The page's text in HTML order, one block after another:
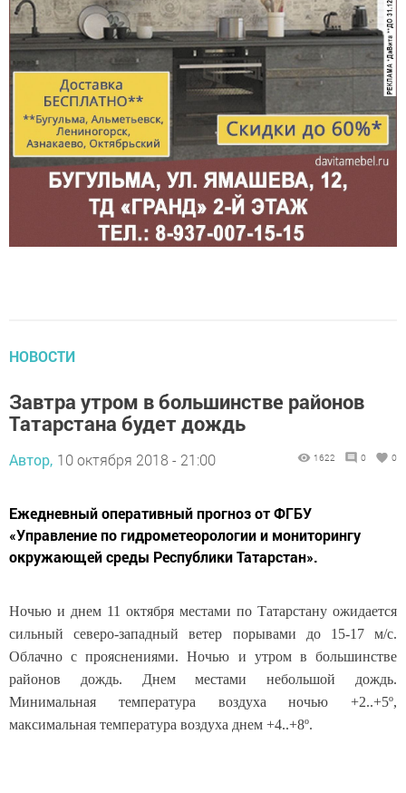
НОВОСТИ
Завтра утром в большинстве районов
Татарстана будет дождь
Автор, 10 октября 2018 - 21:00 1622 0 0
Ежедневный оперативный прогноз от ФГБУ
«Управление по гидрометеорологии и мониторингу
окружающей среды Республики Татарстан».
Ночью и днем 11 октября местами по Татарстану ожидается
сильный северо-западный ветер порывами до 15-17 м/с.
Облачно с прояснениями. Ночью и утром в большинстве
районов дождь. Днем местами небольшой дождь.
Минимальная температура воздуха ночью +2..+5º,
максимальная температура воздуха днем +4..+8º.